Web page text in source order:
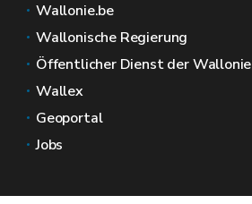
Wallonie.be
Wallonische Regierung
Öffentlicher Dienst der Wallonie
Wallex
Geoportal
Jobs